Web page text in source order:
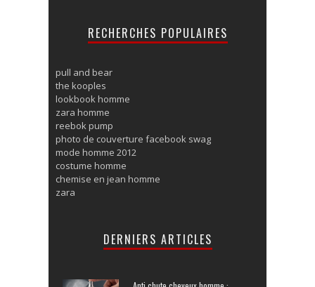
RECHERCHES POPULAIRES
pull and bear
the kooples
lookbook homme
zara homme
reebok pump
photo de couverture facebook swag
mode homme 2012
costume homme
chemise en jean homme
zara
DERNIERS ARTICLES